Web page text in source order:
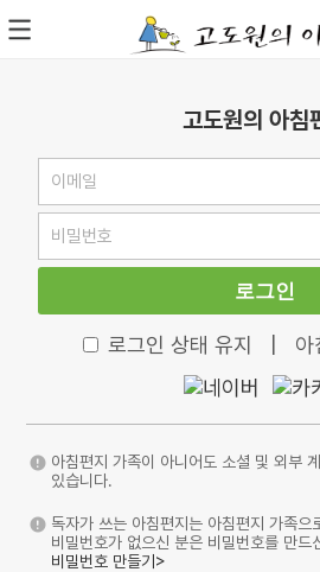
고도원의 아침
로그인
로그인 상태 유지 아
아침편지 가족이 아니어도 소셜 및 외부
있습니다.
독자가 쓰는 아침편지는 아침편지 가족으
비밀번호가 없으신 분은 비밀번호를 만드
비밀번호 만들기>